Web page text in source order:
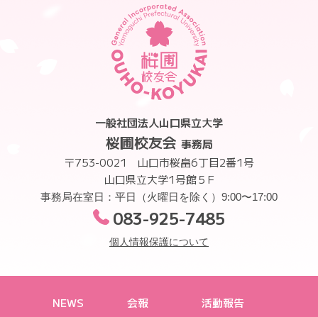
一般社団法人山口県立大学
桜圃校友会 事務局
〒753-0021 山口市桜畠6丁目2番1号
山口県立大学1号館５F
事務局在室日：平日（火曜日を除く）9:00〜17:00
083-925-7485
個人情報保護について
NEWS 会報 活動報告